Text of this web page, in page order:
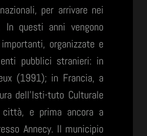
per arrivare nei
In questi anni vengono
organizzate e
pubblici stranieri: in
(1991); in Francia, a
dell’Isti-tuto Culturale
e prima ancora a
Annecy. Il municipio